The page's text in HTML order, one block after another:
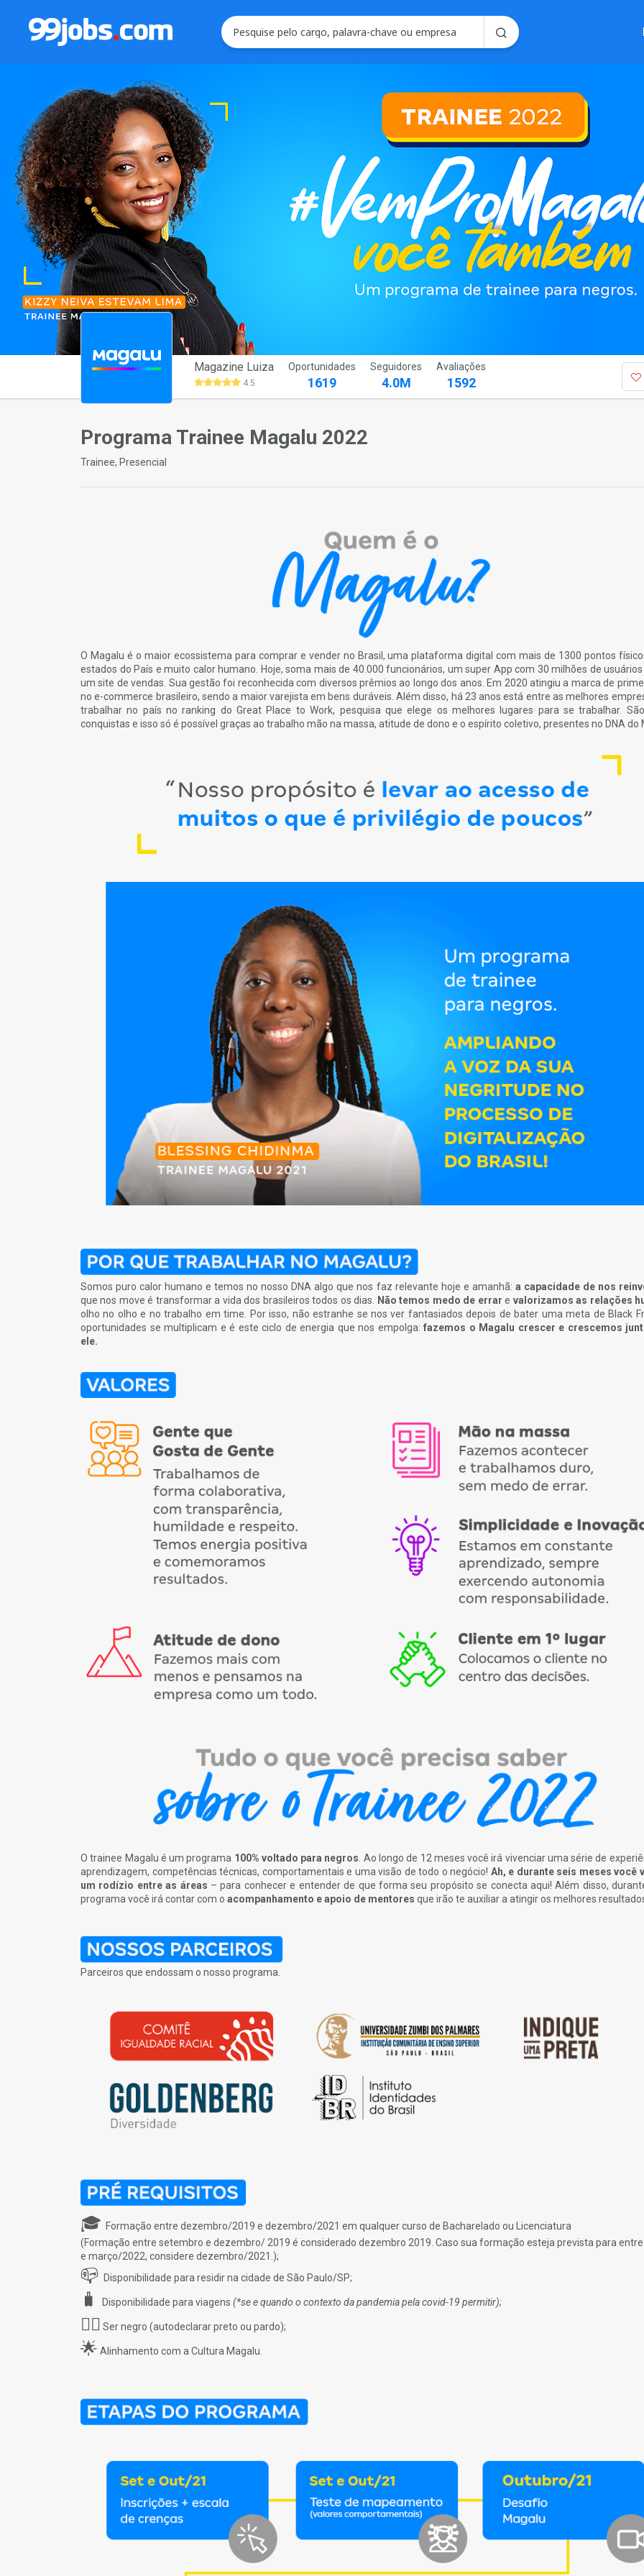
Seleção e
Soluções para
Gerencie
Magazine Luiza
4.5
Oportunidades
1619
Seguidores
4.0M
Avaliações
1592
Programa Trainee Magalu 2022
Trainee, Presencial
O Magalu é o maior ecossistema para comprar e vender no Brasil, uma plataforma digital com mais de 1300 pontos
estados do País e muito calor humano. Hoje, soma mais de 40.000 funcionários, um super App com 30 milhões de
um site de vendas. Sua gestão foi reconhecida com diversos prêmios ao longo dos anos. Em 2020 atingiu a marca de
no e-commerce brasileiro, sendo a maior varejista em bens duráveis. Além disso, há 23 anos está entre as melhores
trabalhar no país no ranking do Great Place to Work, pesquisa que elege os melhores lugares para se trabalhar.
conquistas e isso só é possível graças ao trabalho mão na massa, atitude de dono e o espírito coletivo, presentes no DNA do
Somos puro calor humano e temos no nosso DNA algo que nos faz relevante hoje e amanhã: a capacidade de nos
que nos move é transformar a vida dos brasileiros todos os dias.
Não temos medo de errar e valorizamos as relações
olho no olho e no trabalho em time. Por isso, não estranhe se nos ver fantasiados depois de bater uma meta de Black
oportunidades se multiplicam e é este ciclo de energia que nos empolga:fazemos o Magalu crescer e crescemos
ele.
O trainee Magalu é um programa 100% voltado para negros. Ao longo de 12 meses você irá vivenciar uma série de
aprendizagem, competências técnicas, comportamentais e uma visão de todo o negócio! Ah, e durante seis meses você
um rodízio entre as áreas – para conhecer e entender de que forma seu propósito se conecta aqui! Além disso,
programa você irá contar com o acompanhamento e apoio de mentores que irão te auxiliar a atingir os melhores
Parceiros que endossam o nosso programa.
🎓 Formação entre dezembro/2019 e dezembro/2021 em qualquer curso de Bacharelado ou Licenciatura
(Formação entre setembro e dezembro/ 2019 é considerado dezembro 2019. Caso sua formação esteja prevista para
e março/2022, considere dezembro/2021.);
📪 Disponibilidade para residir na cidade de São Paulo/SP;
🧳 Disponibilidade para viagens (*se e quando o contexto da pandemia pela covid-19 permitir);
✊🏿 Ser negro (autodeclarar preto ou pardo);
🌟 Alinhamento com a Cultura Magalu.